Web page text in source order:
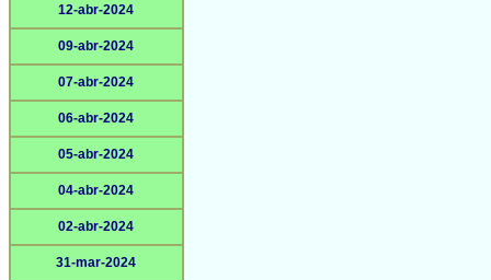
12-abr-2024
09-abr-2024
07-abr-2024
06-abr-2024
05-abr-2024
04-abr-2024
02-abr-2024
31-mar-2024